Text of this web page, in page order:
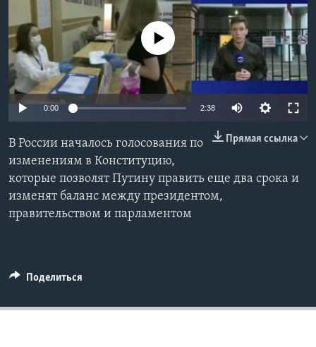
Learning English
СОЦИАЛЬНЫЕ СЕТИ
No media source currently available
0:00 2:38
Прямая ссылка
В России началось голосования по
изменениям в Конституцию,
которые позволят Путину править еще два срока и
изменят баланс между президентом,
правительством и парламентом
Поделиться